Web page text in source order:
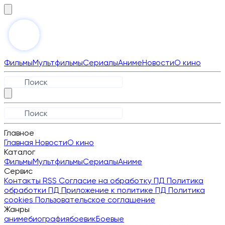
ФильмыМультфильмыСериалыАнимеНовостиО кино
Главное
Главная НовостиО кино
Каталог
ФильмыМультфильмыСериалыАниме
Сервис
Контакты RSS Согласие на обработку ПД Политика
обработки ПД Приложение к политике ПД Политика
cookies Пользовательское соглашение
Жанры
анимебиографиябоевикБоевые